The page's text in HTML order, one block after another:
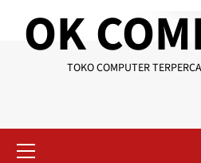
OKTOKO COMPUTER
Menu